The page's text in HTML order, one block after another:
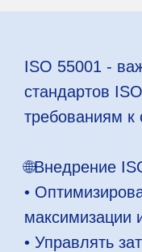
ISO 55001 -
стандартов
требованиям к
🌐Внедрение
•
максимизации
• Управлять